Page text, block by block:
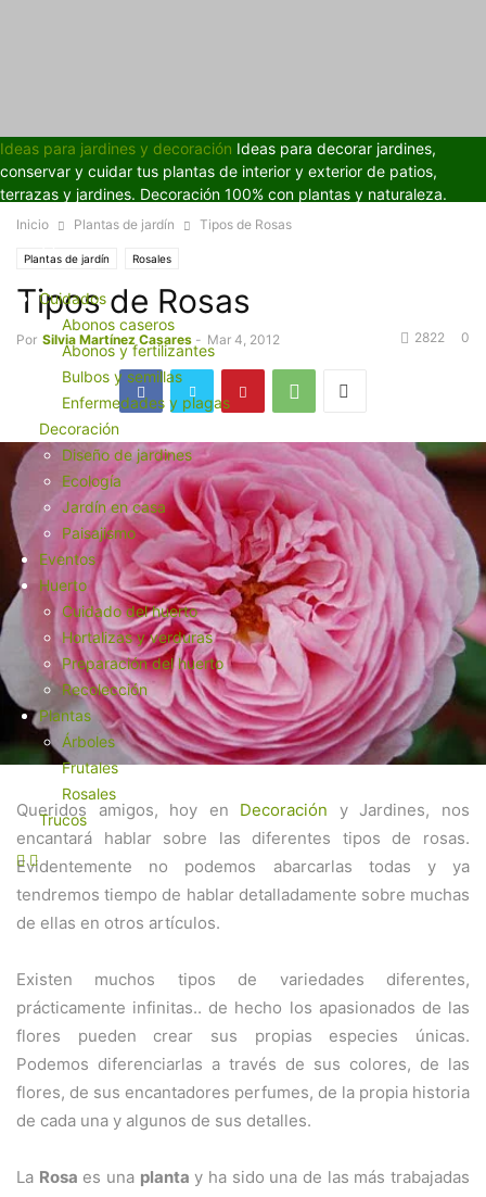
Ideas para jardines y decoración Ideas para decorar jardines,
conservar y cuidar tus plantas de interior y exterior de patios,
terrazas y jardines. Decoración 100% con plantas y naturaleza.
Cuidados
Abonos caseros
Abonos y fertilizantes
Bulbos y semillas
Enfermedades y plagas
Decoración
Diseño de jardines
Ecología
Jardín en casa
Paisajismo
Eventos
Huerto
Cuidado del huerto
Hortalizas y verduras
Preparación del huerto
Recolección
Plantas
Árboles
Frutales
Rosales
Trucos
Inicio Plantas de jardín Tipos de Rosas
Plantas de jardín Rosales
Tipos de Rosas
Por Silvia Martínez Casares - Mar 4, 2012 0
2822
Queridos amigos, hoy en Decoración y Jardines, nos
encantará hablar sobre las diferentes tipos de rosas.
Evidentemente no podemos abarcarlas todas y ya
tendremos tiempo de hablar detalladamente sobre muchas
de ellas en otros artículos.
Existen muchos tipos de variedades diferentes,
prácticamente infinitas.. de hecho los apasionados de las
flores pueden crear sus propias especies únicas.
Podemos diferenciarlas a través de sus colores, de las
flores, de sus encantadores perfumes, de la propia historia
de cada una y algunos de sus detalles.
La Rosa es una planta y ha sido una de las más trabajadas